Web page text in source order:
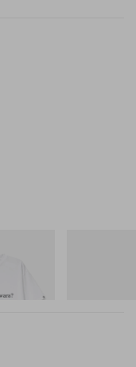
보기
X Initial